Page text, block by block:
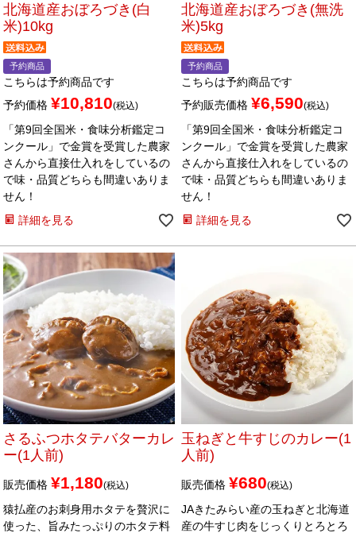
北海道産おぼろづき(白
米)10kg
予約商品
こちらは予約商品です
予約価格 ¥10,810 税込
「第9回全国米・食味分析鑑定コ
ンクール」で金賞を受賞した農家
さんから直接仕入れをしているの
で味・品質どちらも間違いありま
せん！
詳細を見る
北海道産おぼろづき(無洗
米)5kg
予約商品
こちらは予約商品です
予約販売価格 ¥6,590 税込
「第9回全国米・食味分析鑑定コ
ンクール」で金賞を受賞した農家
さんから直接仕入れをしているの
で味・品質どちらも間違いありま
せん！
詳細を見る
さるふつホタテバターカレ
ー(1人前)
販売価格 ¥1,180 税込
猿払産のお刺身用ホタテを贅沢に
使った、旨みたっぷりのホタテ料
玉ねぎと牛すじのカレー(1
人前)
販売価格 ¥680 税込
JAきたみらい産の玉ねぎと北海道
産の牛すじ肉をじっくりとろとろ